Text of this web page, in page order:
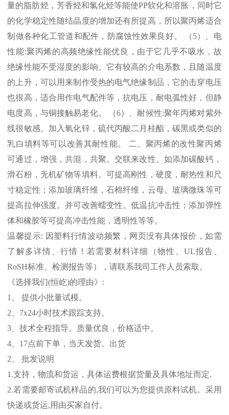
量的脂肪烃，芳香烃和氯化烃等能使PP软化和溶胀，同时它
的化学稳定性随结晶度的增加还有所提高，所以聚丙烯适合
制做各种化工管道和配件，防腐蚀性效果良好。 （5）、电
性能:聚丙烯的高频绝缘性能优良，由于它几乎不吸水，故
绝缘性能不受湿度的影响。它有较高的介电系数，且随温度
的上升，可以用来制作受热的电气绝缘制品，它的击穿电压
也很高，适合用作电气配件等，抗电压，耐电弧性好，但静
电度高，与铜接触易老化。 （6）、耐候性:聚年丙烯对紫外
线很敏感。加入氧化锌，硫代丙酸二月桂酯，碳黑或类似的
乳白填料等可以改善其耐性能。 二、聚丙烯的改性聚丙烯
可通过，增强，共混，共聚。交联来改性。如添加碳酸钙，
滑石粉，无机矿物等填料。可提高刚性，硬度，耐热性和尺
寸稳定性；添加玻璃纤维，石棉纤维，云母。玻璃微珠等可
提高拉伸强度。并可改善蠕变性。低温抗冲击性；添加弹性
体和橡胶等可提高冲击性能，透明性等等。
温馨提示: 因塑料行情波动频繁，网页没有具体报价，如需
了解多详情、行情！若需要材料详细（物性、 UL报告、
RoSH标准、检测报告等），请联系我司工作人员索取。
《选择我们(恒屹)的理由》 :
1
、 提供小批量试模。
2
7x24小时技术跟踪支持。
3 、技术全程指导。质量优良，价格适中。
4
17点前下单，当天发货。出货
2 、 批发说明
1.支持，物流和货运，具体运费根据货量及具体地址而定.
2.若需要邮寄试机样品的,我们可以为您提供原料试机。采用
快递或货运,用由买家自付。